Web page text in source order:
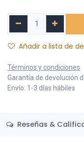
Añadir a lista de
Términos y condiciones
Garantía de devolución
Envío: 1-3 días hábiles
Reseñas &